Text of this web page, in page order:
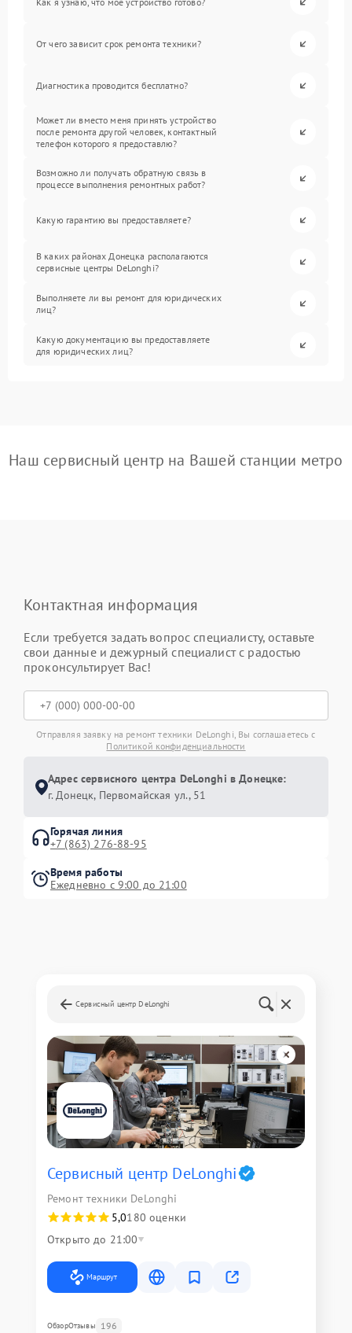
От чего зависит срок ремонта техники?
Диагностика проводится бесплатно?
Может ли вместо меня принять устройство
после ремонта другой человек, контактный
телефон которого я предоставлю?
Возможно ли получать обратную связь в
процессе выполнения ремонтных работ?
Какую гарантию вы предоставляете?
В каких районах Донецка располагаются
сервисные центры DeLonghi?
Выполняете ли вы ремонт для юридических
лиц?
Какую документацию вы предоставляете
для юридических лиц?
Наш сервисный центр на Вашей станции метро
Контактная информация
Если требуется задать вопрос специалисту, оставьте
свои данные и дежурный специалист с радостью
проконсультирует Вас!
Отправляя заявку на ремонт техники DeLonghi, Вы соглашаетесь с
Политикой конфиденциальности
Адрес сервисного центра DeLonghi в Донецке:
г. Донецк, Первомайская ул., 51
Горячая линия
+7 (863) 276-88-95
Время работы
Ежедневно с 9:00 до 21:00
Сервисный центр DeLonghi
Сервисный центр DeLonghi
Ремонт техники DeLonghi
5,0180 оценки
Открыто до 21:00
Маршрут
ОбзорОтзывы 196